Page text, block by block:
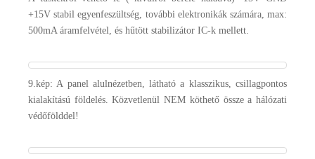
+15V stabil egyenfeszültség, további elektronikák számára, max:
500mA áramfelvétel, és hűtött stabilizátor IC-k mellett.
9.kép: A panel alulnézetben, látható a klasszikus, csillagpontos
kialakítású földelés. Közvetlenül NEM köthető össze a hálózati
védőfölddel!